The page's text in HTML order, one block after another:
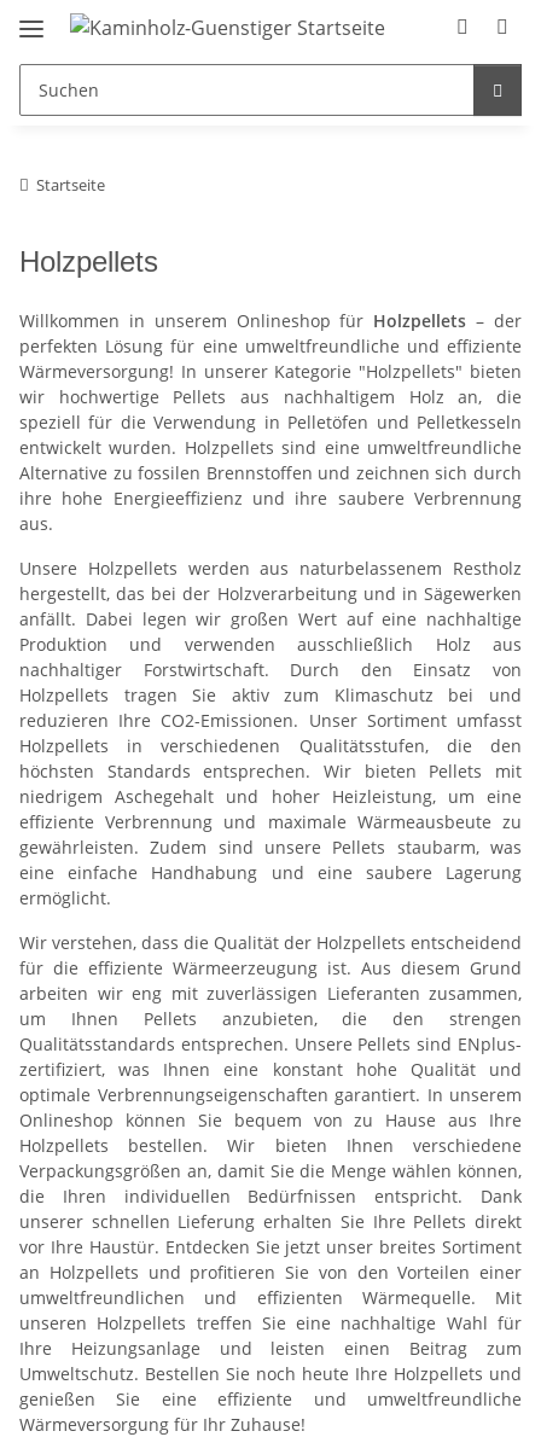
Startseite
Holzpellets
Willkommen in unserem Onlineshop für Holzpellets– der
perfekten Lösung für eine umweltfreundliche und effiziente
Wärmeversorgung! In unserer Kategorie "Holzpellets" bieten
wir hochwertige Pellets aus nachhaltigem Holz an, die
speziell für die Verwendung in Pelletöfen und Pelletkesseln
entwickelt wurden. Holzpellets sind eine umweltfreundliche
Alternative zu fossilen Brennstoffen und zeichnen sich durch
ihre hohe Energieeffizienz und ihre saubere Verbrennung
aus.
Unsere Holzpellets werden aus naturbelassenem Restholz
hergestellt, das bei der Holzverarbeitung und in Sägewerken
anfällt. Dabei legen wir großen Wert auf eine nachhaltige
Produktion und verwenden ausschließlich Holz aus
nachhaltiger Forstwirtschaft. Durch den Einsatz von
Holzpellets tragen Sie aktiv zum Klimaschutz bei und
reduzieren Ihre CO2-Emissionen. Unser Sortiment umfasst
Holzpellets in verschiedenen Qualitätsstufen, die den
höchsten Standards entsprechen. Wir bieten Pellets mit
niedrigem Aschegehalt und hoher Heizleistung, um eine
effiziente Verbrennung und maximale Wärmeausbeute zu
gewährleisten. Zudem sind unsere Pellets staubarm, was
eine einfache Handhabung und eine saubere Lagerung
ermöglicht.
Wir verstehen, dass die Qualität der Holzpellets entscheidend
für die effiziente Wärmeerzeugung ist. Aus diesem Grund
arbeiten wir eng mit zuverlässigen Lieferanten zusammen,
um Ihnen Pellets anzubieten, die den strengen
Qualitätsstandards entsprechen. Unsere Pellets sind ENplus-
zertifiziert, was Ihnen eine konstant hohe Qualität und
optimale Verbrennungseigenschaften garantiert. In unserem
Onlineshop können Sie bequem von zu Hause aus Ihre
Holzpellets bestellen. Wir bieten Ihnen verschiedene
Verpackungsgrößen an, damit Sie die Menge wählen können,
die Ihren individuellen Bedürfnissen entspricht. Dank
unserer schnellen Lieferung erhalten Sie Ihre Pellets direkt
vor Ihre Haustür. Entdecken Sie jetzt unser breites Sortiment
an Holzpellets und profitieren Sie von den Vorteilen einer
umweltfreundlichen und effizienten Wärmequelle. Mit
unseren Holzpellets treffen Sie eine nachhaltige Wahl für
Ihre Heizungsanlage und leisten einen Beitrag zum
Umweltschutz. Bestellen Sie noch heute Ihre Holzpellets und
genießen Sie eine effiziente und umweltfreundliche
Wärmeversorgung für Ihr Zuhause!